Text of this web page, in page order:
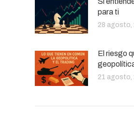
para ti
28 agosto,
El riesgo
21 agosto,